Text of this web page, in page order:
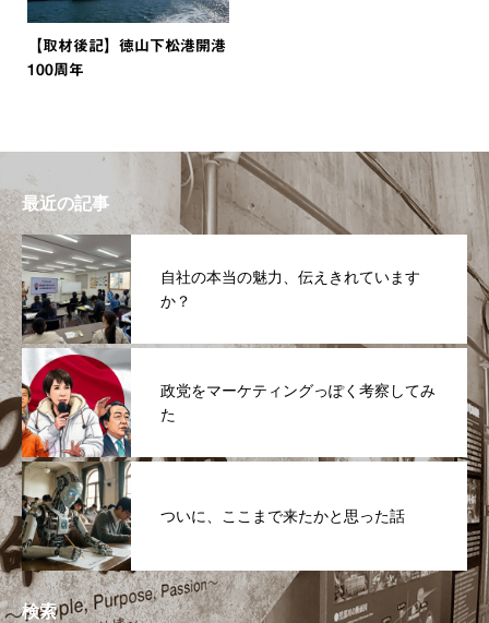
【取材後記】徳山下松港開港
100周年
最近の記事
自社の本当の魅力、伝えきれています
か？
政党をマーケティングっぽく考察してみ
た
ついに、ここまで来たかと思った話
検索